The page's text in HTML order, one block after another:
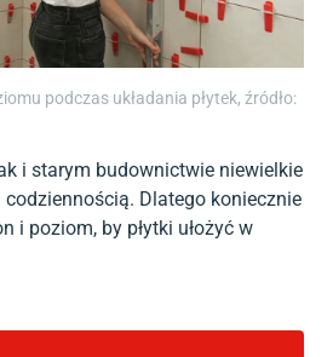
podczas układania płytek, źródło:
i starym budownictwie niewielkie
Dlatego koniecznie
i poziom, by płytki ułożyć w